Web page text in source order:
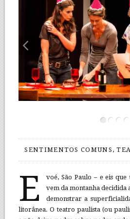
SENTIMENTOS COMUNS,
E
voé, São Paulo – e eis
vem da montanha decidida
demonstrar a
litorânea. O teatro paulista (ou